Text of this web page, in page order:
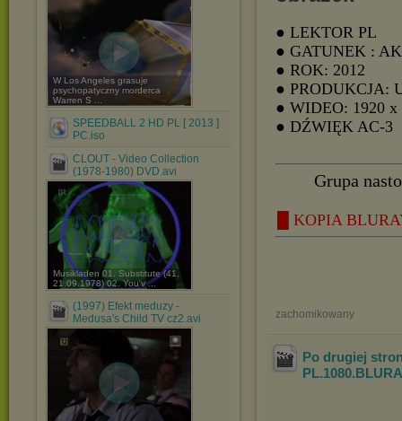
W Los Angeles grasuje
psychopatyczny morderca
Warren S ...
SPEEDBALL 2 HD PL [ 2013 ]
PC.iso
CLOUT - Video Collection
(1978-1980) DVD.avi
Musikladen 01. Substitute (41,
21.09.1978) 02. You'v ...
(1997) Efekt meduzy -
Medusa's Child TV cz2.avi
● LEKTOR PL
● GATUNEK :
● ROK: 2012
● PRODUKCJA:
● WIDEO: 1920 x
● DŹWIĘK AC-3
Grupa
█ KOPIA
zachomikowany
Po drugiej